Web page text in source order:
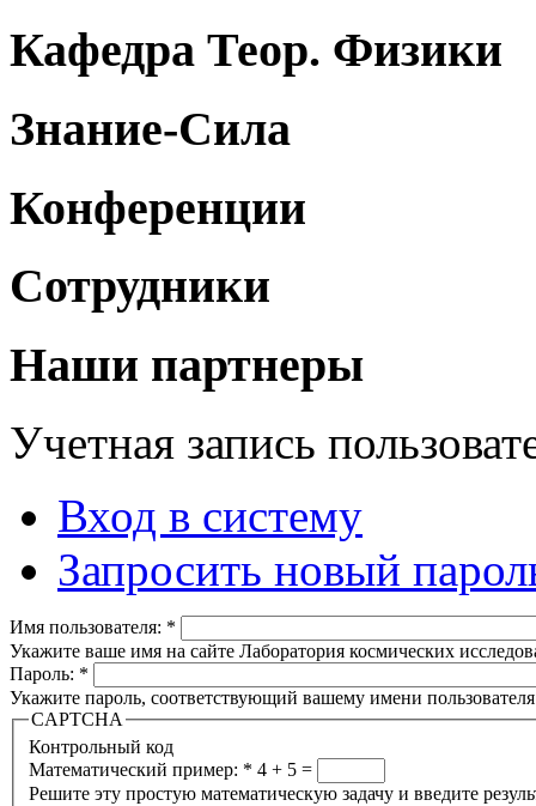
Кафедра Теор. Физики
Знание-Сила
Конференции
Сотрудники
Наши партнеры
Учетная запись
Вход в систему
Запросить новый
Имя пользователя: *
Укажите ваше имя на сайте Лаборатория космических
Пароль: *
Укажите пароль, соответствующий вашему имени
CAPTCHA
Контрольный код
Математический пример: * 4 + 5 =
Решите эту простую математическую задачу и введите